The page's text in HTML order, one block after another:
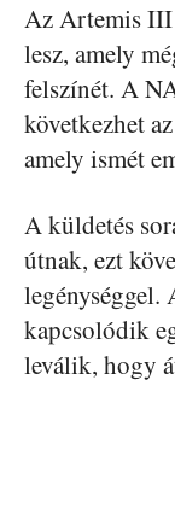
Az Artemis III
lesz, amely
felszínét. A
következhet
amely ismét
A küldetés
útnak, ezt
kapcsolódik
leválik, hogy